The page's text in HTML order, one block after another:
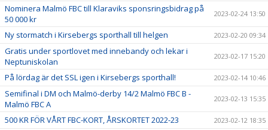
Nominera Malmö FBC till Klaraviks sponsringsbidrag på
50 000 kr
2023-02-24 13:50
Ny stormatch i Kirsebergs sporthall till helgen 2023-02-20 09:34
Gratis under sportlovet med innebandy och lekar i
Neptuniskolan
2023-02-17 15:20
På lördag är det SSL igen i Kirsebergs sporthall! 2023-02-14 10:46
Semifinal i DM och Malmö-derby 14/2 Malmö FBC B -
Malmö FBC A
2023-02-13 15:35
500 KR FÖR VÅRT FBC-KORT, ÅRSKORTET 2022-23 2023-02-12 18:35